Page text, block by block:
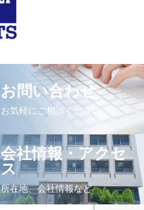
お問い合わせ
お気軽にご相談ください。
会社情報・アクセ
ス
所在地、会社情報など